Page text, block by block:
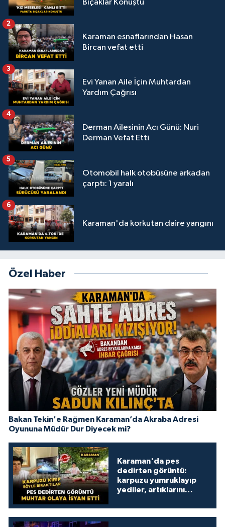
Bıçaklar Konuştu
Karaman esnaflarından Hasan
Bircan vefat etti
2
Evi Yanan Aile İçin Muhtardan
Yardım Çağrısı
3
Derman Ailesinin Acı Günü: Nuri
Derman Vefat Etti
4
Otomobil halk otobüsüne arkadan
çarptı: 1 yaralı
5
Karaman'da korkutan daire yangını
6
Özel Haber
Bakan Tekin'e Rağmen Karaman’da Akraba Adresi
Oyununa Müdür Dur Diyecek mi?
Karaman'da pes
dedirten görüntü:
karpuzu yumruklayıp
yediler, artıklarını